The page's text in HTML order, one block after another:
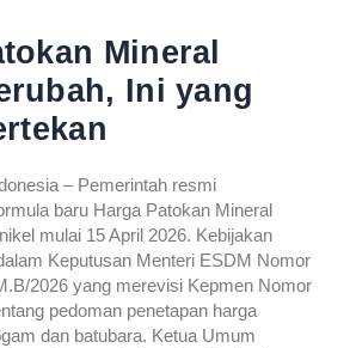
Mineral
Ini yang
– Pemerintah resmi
baru Harga Patokan Mineral
mulai 15 April 2026. Kebijakan
Keputusan Menteri ESDM Nomor
2026 yang merevisi Kepmen Nomor
pedoman penetapan harga
dan batubara. Ketua Umum